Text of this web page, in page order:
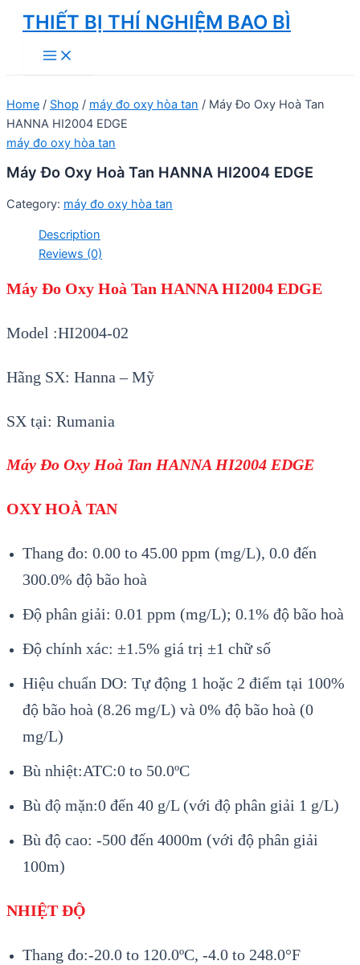
Skip
content
THIẾT BỊ THÍ NGHIỆM BAO BÌ
Main
Menu
Home / Shop / máy đo oxy hòa tan / Máy Đo Oxy Hoà Tan
HANNA HI2004 EDGE
máy đo oxy hòa tan
Máy Đo Oxy Hoà Tan HANNA HI2004 EDGE
Category: máy đo oxy hòa tan
Description
Reviews (0)
Máy Đo Oxy Hoà Tan HANNA HI2004 EDGE
Model :HI2004-02
Hãng SX: Hanna – Mỹ
SX tại: Rumania
Máy Đo Oxy Hoà Tan HANNA HI2004 EDGE
OXY HOÀ TAN
Thang đo: 0.00 to 45.00 ppm (mg/L), 0.0 đến
300.0% độ bão hoà
Độ phân giải: 0.01 ppm (mg/L); 0.1% độ bão hoà
Độ chính xác: ±1.5% giá trị ±1 chữ số
Hiệu chuẩn DO: Tự động 1 hoặc 2 điểm tại 100%
độ bão hoà (8.26 mg/L) và 0% độ bão hoà (0
mg/L)
Bù nhiệt:ATC:0 to 50.0ºC
Bù độ mặn:0 đến 40 g/L (với độ phân giải 1 g/L)
Bù độ cao: -500 đến 4000m (với độ phân giải
100m)
NHIỆT ĐỘ
Thang đo:-20.0 to 120.0ºC, -4.0 to 248.0°F